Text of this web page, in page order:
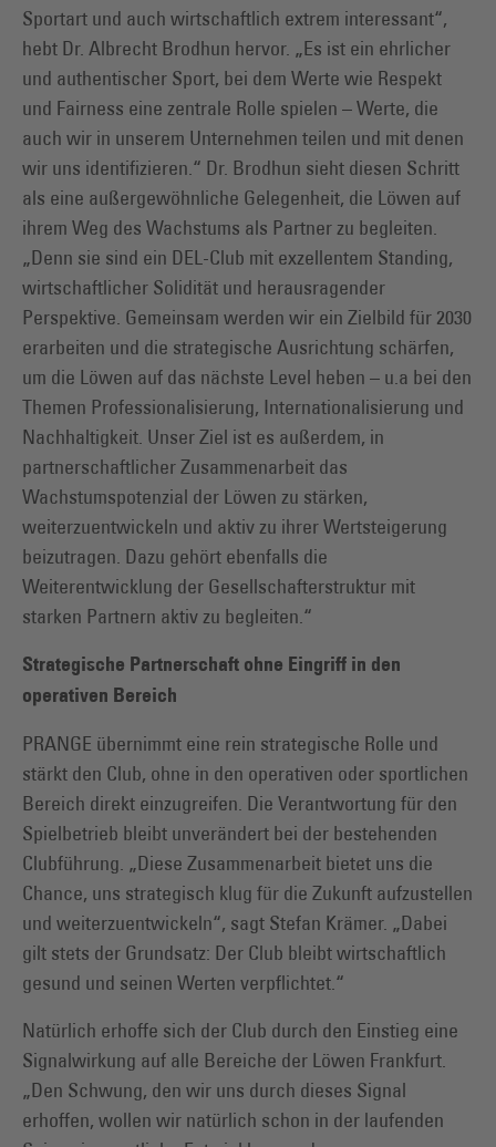
Sportart und auch wirtschaftlich extrem interessant“,
hebt Dr. Albrecht Brodhun hervor. „Es ist ein ehrlicher
und authentischer Sport, bei dem Werte wie Respekt
und Fairness eine zentrale Rolle spielen – Werte, die
auch wir in unserem Unternehmen teilen und mit denen
wir uns identifizieren.“ Dr. Brodhun sieht diesen Schritt
als eine außergewöhnliche Gelegenheit, die Löwen auf
ihrem Weg des Wachstums als Partner zu begleiten.
„Denn sie sind ein DEL-Club mit exzellentem Standing,
wirtschaftlicher Solidität und herausragender
Perspektive. Gemeinsam werden wir ein Zielbild für 2030
erarbeiten und die strategische Ausrichtung schärfen,
um die Löwen auf das nächste Level heben – u.a bei den
Themen Professionalisierung, Internationalisierung und
Nachhaltigkeit. Unser Ziel ist es außerdem, in
partnerschaftlicher Zusammenarbeit das
Wachstumspotenzial der Löwen zu stärken,
weiterzuentwickeln und aktiv zu ihrer Wertsteigerung
beizutragen. Dazu gehört ebenfalls die
Weiterentwicklung der Gesellschafterstruktur mit
starken Partnern aktiv zu begleiten.“
Strategische Partnerschaft ohne Eingriff in den
operativen Bereich
PRANGE übernimmt eine rein strategische Rolle und
stärkt den Club, ohne in den operativen oder sportlichen
Bereich direkt einzugreifen. Die Verantwortung für den
Spielbetrieb bleibt unverändert bei der bestehenden
Clubführung. „Diese Zusammenarbeit bietet uns die
Chance, uns strategisch klug für die Zukunft aufzustellen
und weiterzuentwickeln“, sagt Stefan Krämer. „Dabei
gilt stets der Grundsatz: Der Club bleibt wirtschaftlich
gesund und seinen Werten verpflichtet.“
Natürlich erhoffe sich der Club durch den Einstieg eine
Signalwirkung auf alle Bereiche der Löwen Frankfurt.
„Den Schwung, den wir uns durch dieses Signal
erhoffen, wollen wir natürlich schon in der laufenden